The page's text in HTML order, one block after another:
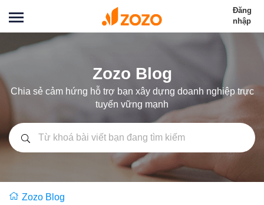
Đăng
nhập
Zozo Blog
Chia sẻ cảm hứng hỗ trợ bạn xây dựng doanh nghiệp trực
tuyến vững mạnh
Zozo Blog